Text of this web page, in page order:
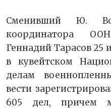
Сменивший Ю.
координатора
Геннадий Тарасов 25
в кувейтском
делам
вести
605 дел, причем